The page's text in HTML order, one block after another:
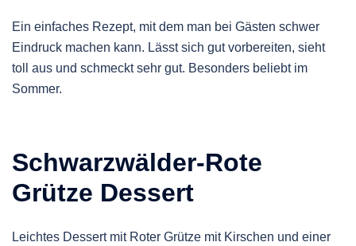
Ein einfaches Rezept, mit dem man bei Gästen schwer
Eindruck machen kann. Lässt sich gut vorbereiten, sieht
toll aus und schmeckt sehr gut. Besonders beliebt im
Sommer.
Schwarzwälder-Rote
Grütze Dessert
Leichtes Dessert mit Roter Grütze mit Kirschen und einer